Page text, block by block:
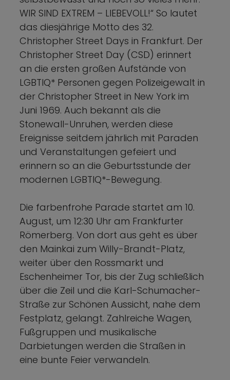
WIR SIND EXTREM – LIEBEVOLL!“ So lautet
das diesjährige Motto des 32.
Christopher Street Days in Frankfurt. Der
Christopher Street Day (CSD) erinnert
an die ersten großen Aufstände von
LGBTIQ* Personen gegen Polizeigewalt in
der Christopher Street in New York im
Juni 1969. Auch bekannt als die
Stonewall-Unruhen, werden diese
Ereignisse seitdem jährlich mit Paraden
und Veranstaltungen gefeiert und
erinnern so an die Geburtsstunde der
modernen LGBTIQ*-Bewegung.
Die farbenfrohe Parade startet am 10.
August, um 12:30 Uhr am Frankfurter
Römerberg. Von dort aus geht es über
den Mainkai zum Willy-Brandt-Platz,
weiter über den Rossmarkt und
Eschenheimer Tor, bis der Zug schließlich
über die Zeil und die Karl-Schumacher-
Straße zur Schönen Aussicht, nahe dem
Festplatz, gelangt. Zahlreiche Wagen,
Fußgruppen und musikalische
Darbietungen werden die Straßen in
eine bunte Feier verwandeln.